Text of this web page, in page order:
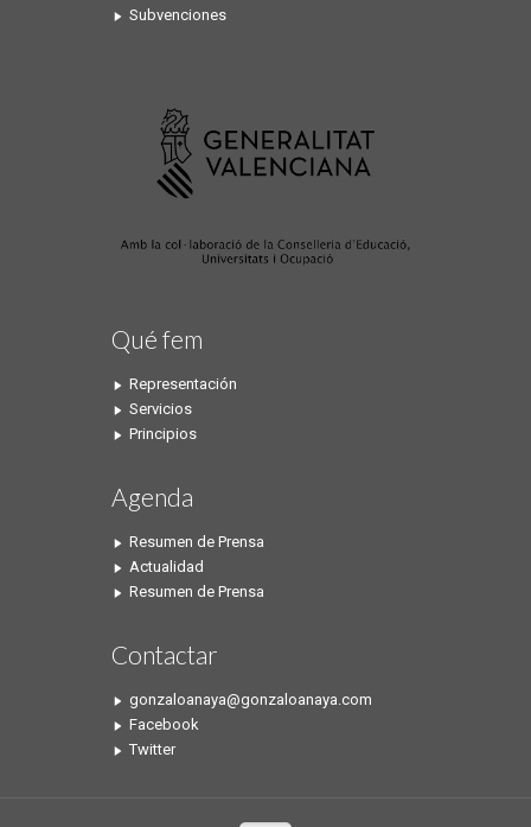
Subvenciones
Qué fem
Representación
Servicios
Principios
Agenda
Resumen de Prensa
Actualidad
Resumen de Prensa
Contactar
gonzaloanaya@gonzaloanaya.com
Facebook
Twitter